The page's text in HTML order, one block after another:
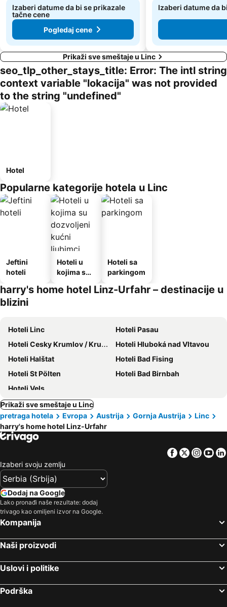
Izaberi datume da bi se prikazale
tačne cene
Pogledaj cene
Izaberi datume da
Prikaži sve smeštaje u Linc
seo_tlp_other_stays_title: Error: The intl string
context variable "lokacija" was not provided
to the string "undefined"
Hotel
Popularne kategorije hotela u Linc
Jeftini
hoteli
Hoteli u
kojima su
kućni
Hoteli sa
parkingom
harry's home hotel Linz-Urfahr – destinacije u
blizini
Hoteli Linc
Hoteli Pasau
Hoteli Cesky Krumlov / Krumau
Hoteli Hluboká nad Vltavou
Hoteli Halštat
Hoteli Bad Fising
Hoteli St Pölten
Hoteli Bad Birnbah
Hoteli Vels
Prikaži sve smeštaje u Linc
pretraga hotela
Evropa Austrija Gornja Austrija
Linc
harry's home hotel Linz-Urfahr
Facebook
Twitter
Izaberi svoju zemlju
Dodaj na Google
Lako pronađi naše rezultate: dodaj
trivago kao omiljeni izvor na Google.
Kompanija
Naši proizvodi
Uslovi i politike
Podrška